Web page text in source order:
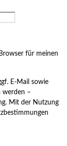
für meinen
E-Mail sowie
werden –
Mit der Nutzung